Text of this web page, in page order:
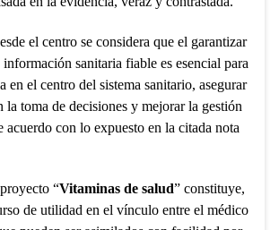
el centro se considera que el garantizar
sanitaria fiable es esencial para
en el centro del sistema sanitario, asegurar
la toma de decisiones y mejorar la gestión
acuerdo con lo expuesto en la citada nota
“Vitaminas de salud” constituye,
de utilidad en el vínculo entre el médico